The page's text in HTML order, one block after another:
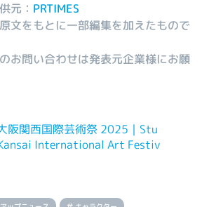
元： PRTIMES
文をもとに一部編集を加えたもので
お問い合わせは発表元企業様にお願